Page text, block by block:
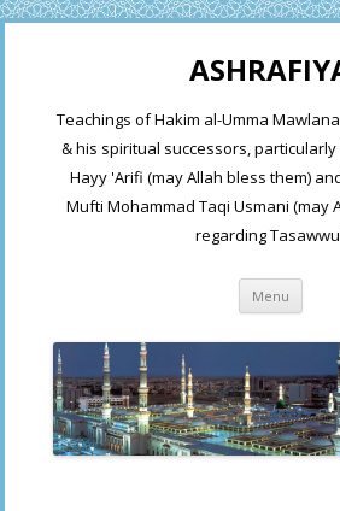
Teachings of Hakim al-Umma
& his spiritual successors,
Hayy 'Arifi (may Allah bless them)
Mufti Mohammad Taqi Usmani (may
regarding
Menu Skip